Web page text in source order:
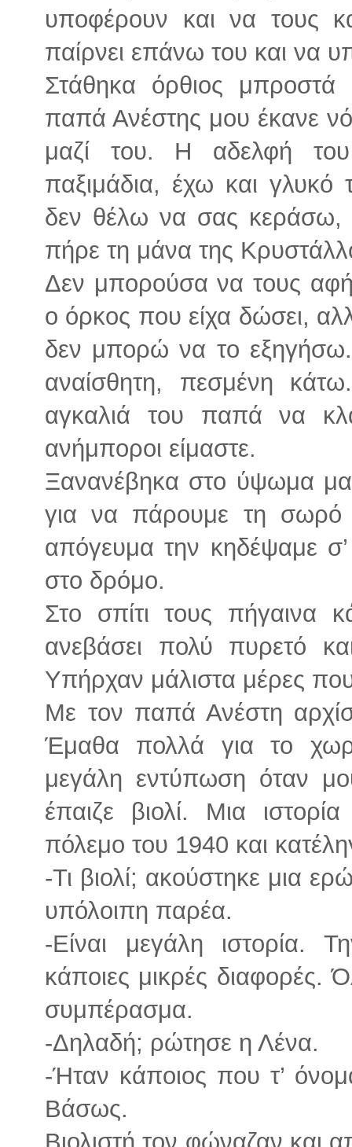
υποφέρουν και να τους
παίρνει επάνω του και να
Στάθηκα όρθιος
παπά Ανέστης μου έκανε
μαζί του. Η αδελφή
παξιμάδια, έχω και γλυκό
δεν θέλω να σας
πήρε τη μάνα της
Δεν μπορούσα να τους
ο όρκος που είχα δώσει,
δεν μπορώ να το εξηγήσω.
αναίσθητη, πεσμένη
αγκαλιά του παπά να
ανήμποροι είμαστε.
Ξανανέβηκα στο ύψωμα
για να πάρουμε τη σωρό
απόγευμα την κηδέψαμε
στο δρόμο.
Στο σπίτι τους πήγαινα
ανεβάσει πολύ πυρετό
Υπήρχαν μάλιστα μέρες
Με τον παπά Ανέστη
Έμαθα πολλά για το
μεγάλη εντύπωση όταν
έπαιζε βιολί. Μια
πόλεμο του 1940 και
-Τι βιολί; ακούστηκε μια
υπόλοιπη παρέα.
-Είναι μεγάλη ιστορία.
κάποιες μικρές διαφορές.
συμπέρασμα.
-Δηλαδή; ρώτησε η Λένα.
-Ήταν κάποιος που τ’
Βάσως.
Βιολιστή τον φώναζαν και